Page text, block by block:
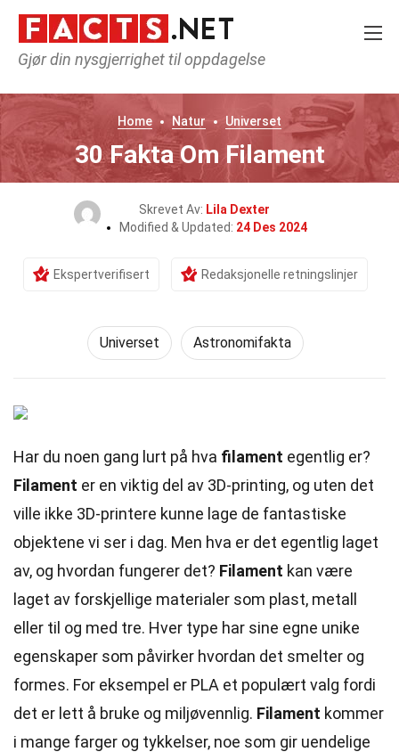
Gjør din nysgjerrighet til oppdagelse
Home Natur Universet
30 Fakta Om Filament
Skrevet Av: Lila Dexter
Modified & Updated: 24 Des 2024
Ekspertverifisert Redaksjonelle retningslinjer
Universet Astronomifakta
Har du noen gang lurt på hva filament egentlig er?
Filament er en viktig del av 3D-printing, og uten det
ville ikke 3D-printere kunne lage de fantastiske
objektene vi ser i dag. Men hva er det egentlig laget
av, og hvordan fungerer det? Filament kan være
laget av forskjellige materialer som plast, metall
eller til og med tre. Hver type har sine egne unike
egenskaper som påvirker hvordan det smelter og
formes. For eksempel er PLA et populært valg fordi
det er lett å bruke og miljøvennlig. Filament kommer
i mange farger og tykkelser, noe som gir uendelige